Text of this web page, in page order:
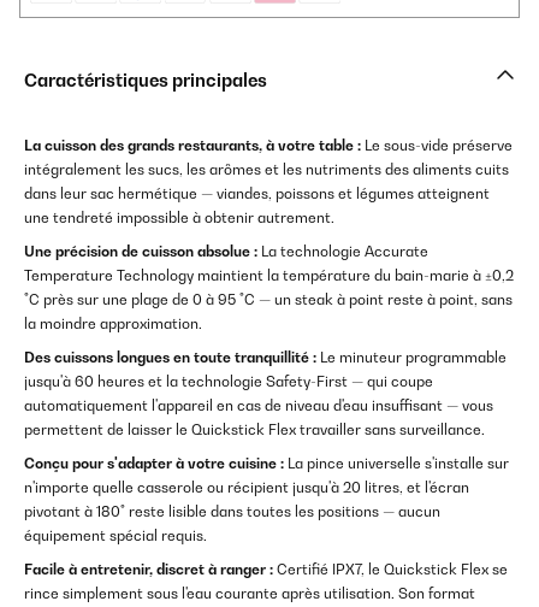
Caractéristiques principales
La cuisson des grands restaurants, à votre table : Le sous-vide préserve
intégralement les sucs, les arômes et les nutriments des aliments cuits
dans leur sac hermétique — viandes, poissons et légumes atteignent
une tendreté impossible à obtenir autrement.
Une précision de cuisson absolue : La technologie Accurate
Temperature Technology maintient la température du bain-marie à ±0,2
°C près sur une plage de 0 à 95 °C — un steak à point reste à point, sans
la moindre approximation.
Des cuissons longues en toute tranquillité : Le minuteur programmable
jusqu'à 60 heures et la technologie Safety-First — qui coupe
automatiquement l'appareil en cas de niveau d'eau insuffisant — vous
permettent de laisser le Quickstick Flex travailler sans surveillance.
Conçu pour s'adapter à votre cuisine : La pince universelle s'installe sur
n'importe quelle casserole ou récipient jusqu'à 20 litres, et l'écran
pivotant à 180° reste lisible dans toutes les positions — aucun
équipement spécial requis.
Facile à entretenir, discret à ranger : Certifié IPX7, le Quickstick Flex se
rince simplement sous l'eau courante après utilisation. Son format